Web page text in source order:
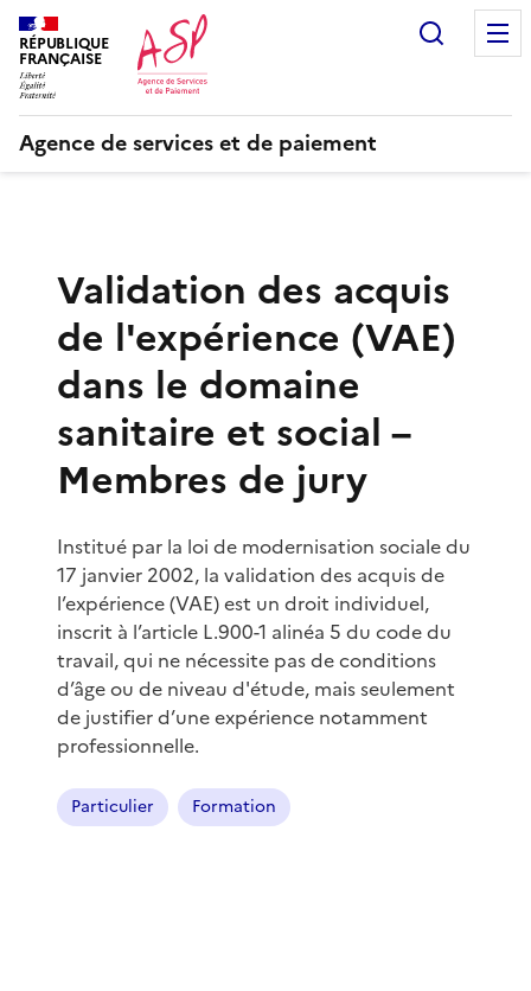
RÉPUBLIQUE
FRANÇAISE
Agence de services et de paiement
Validation des acquis
de l'expérience (VAE)
dans le domaine
sanitaire et social –
Membres de jury
Institué par la loi de modernisation sociale du
17 janvier 2002, la validation des acquis de
l’expérience (VAE) est un droit individuel,
inscrit à l’article L.900-1 alinéa 5 du code du
travail, qui ne nécessite pas de conditions
d’âge ou de niveau d'étude, mais seulement
de justifier d’une expérience notamment
professionnelle.
Particulier Formation